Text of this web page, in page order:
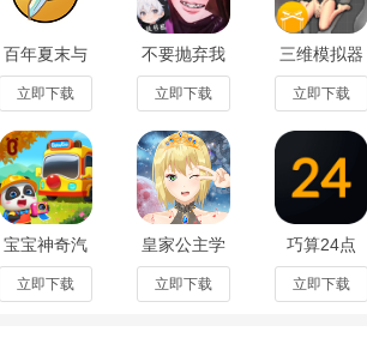
百年夏末与
怪石物语手
机中文版
1.0.0.0汉化
版
立即下载
不要抛弃我
小狼汉化移
植版1.0安卓
版
立即下载
三维模拟器
安卓版
v1.7.8
立即下载
宝宝神奇汽
车安卓最新
版
v9.92.16.50
立即下载
皇家公主学
院中文版
1.86.04正式
版
立即下载
巧算24点
(Make 24)
安卓版
v2.5.0.1最
立即下载